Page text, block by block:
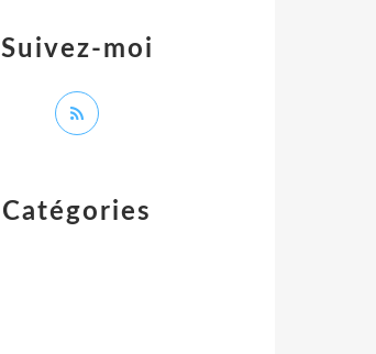
Catégories
Suivez-moi